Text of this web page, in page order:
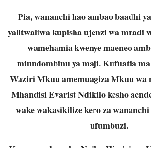
Pia, wananchi hao ambao baadhi
yalitwaliwa kupisha ujenzi wa mradi
wamehamia kwenye maeneo
miundombinu ya maji. Kufuatia
Waziri Mkuu amemuagiza Mkuu wa
Mhandisi Evarist Ndikilo kesho
wake wakasikilize kero za
ufumbuzi.